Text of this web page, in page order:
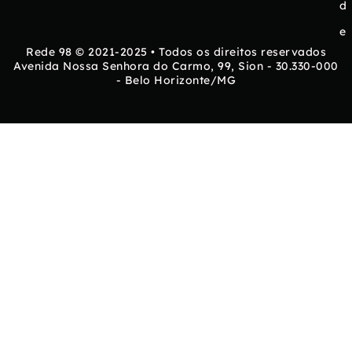
d
e
Rede 98 © 2021-2025 • Todos os direitos reservados
Avenida Nossa Senhora do Carmo, 99, Sion - 30.330-000
- Belo Horizonte/MG